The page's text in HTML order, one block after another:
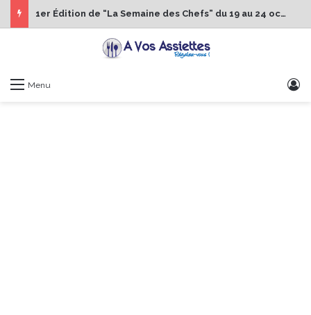
1er Édition de “La Semaine des Chefs” du 19 au 24 octobre 2026
Menu